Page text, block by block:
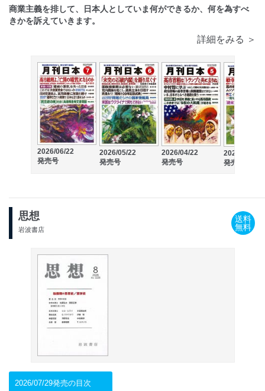
商業主義を排して、日本人としていま何ができるか、何を為すべ
きかを訴えていきます。
詳細をみる ＞
2026/06/22
発売号
2026/05/22
発売号
2026/04/22
発売号
2026/03/22
発売号
思想
岩波書店
送料
無料
2026/07/29発売の目次